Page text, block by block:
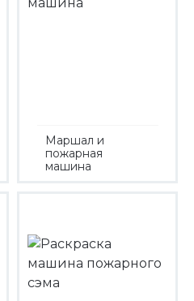
Маршал и
пожарная
машина